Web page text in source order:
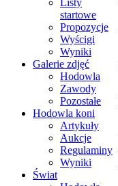
Listy
startowe
Propozycje
Wyścigi
Wyniki
Galerie zdjęć
Hodowla
Zawody
Pozostałe
Hodowla koni
Artykuły
Aukcje
Regulaminy
Wyniki
Świat